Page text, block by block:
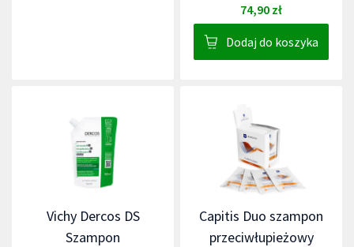
74,90 zł
Dodaj do koszyka
Vichy Dercos DS
Szampon
Capitis Duo szampon
przeciwłupieżowy